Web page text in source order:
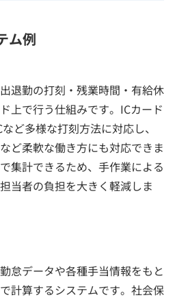
ム例
退勤の打刻・残業時間・有給休
上で行う仕組みです。ICカード
ど多様な打刻方法に対応し、
ど柔軟な働き方にも対応できま
集計できるため、手作業による
当者の負担を大きく軽減しま
怠データや各種手当情報をもと
計算するシステムです。社会保